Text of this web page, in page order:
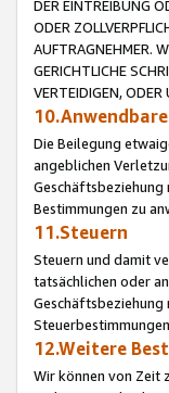
DER EINTREIBUNG
ODER
AUFTRAGNEHMER.
GERICHTLICHE
VERTEIDIGEN,
Die Beilegung
angeblichen
Geschäftsbeziehung
Bestimmungen zu
11.Steuern
Steuern und damit
tatsächlichen oder
Geschäftsbeziehung
12.Weitere
Wir können von Zeit